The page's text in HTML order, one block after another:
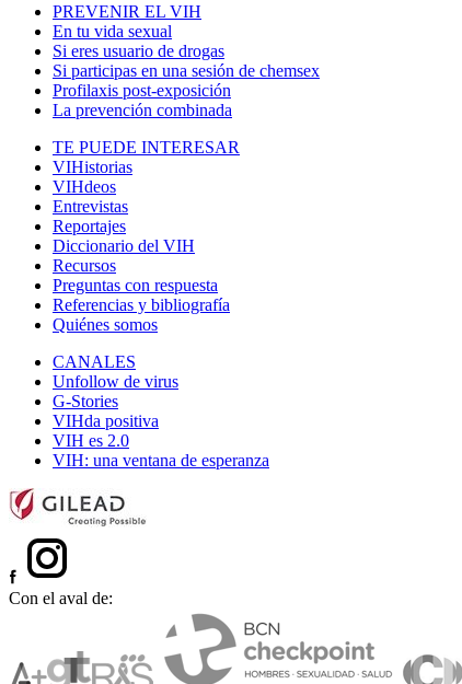
PREVENIR EL VIH
En tu vida sexual
Si eres usuario de drogas
Si participas en una sesión de chemsex
Profilaxis post-exposición
La prevención combinada
TE PUEDE INTERESAR
VIHistorias
VIHdeos
Entrevistas
Reportajes
Diccionario del VIH
Recursos
Preguntas con respuesta
Referencias y bibliografía
Quiénes somos
CANALES
Unfollow de virus
G-Stories
VIHda positiva
VIH es 2.0
VIH: una ventana de esperanza
Con el aval de: